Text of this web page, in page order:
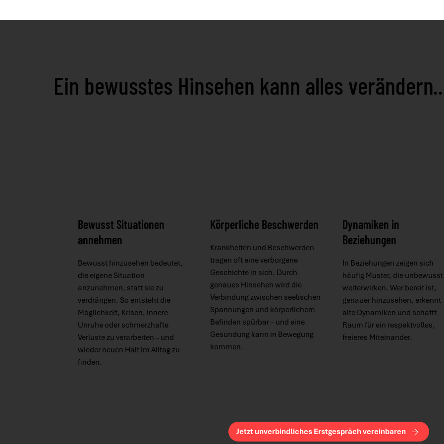
Ein bewusstes Hinsehen kann alles
Bewusst Situationen
annehmen
Bewusst hinzusehen bedeutet,
die eigene Situation
anzunehmen, statt sie zu
verdrängen. So entsteht die
Möglichkeit, Krisen, innere
Unruhe oder schmerzhafte
Verluste zu verarbeiten – und
wieder neuen Halt im Alltag zu
finden.
Körperliche Beschwerden
Krankheiten und Beschwerden
tragen oft eine verborgene
Geschichte in sich. Durch
genaues Hinsehen wird die
Verbindung zwischen seelischen
Spannungen und körperlichem
Befinden spürbar – und eine
Gesundung kann in Bewegung
kommen.
Dynamiken in
Beziehungen
In Beziehungen zeigen sich
häufig Muster, die unbewusst
weiterwirken. Wer bereit ist,
genauer hinzusehen, erkennt
alte Dynamiken und schafft
Raum für ein respektvolles,
freieres Miteinander.
Jetzt unverbindliches Erstgespräch vereinbaren